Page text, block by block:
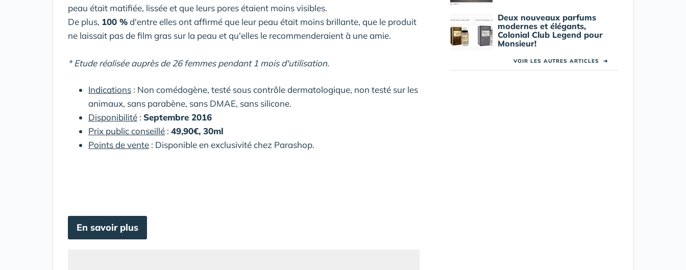
peau était matifiée, lissée et que leurs pores étaient moins visibles.
De plus, 100 %d'entre elles ont affirmé que leur peau était moins brillante, que le produit
ne laissait pas de film gras sur la peau et qu'elles le recommenderaient à une amie.
* Etude réalisée auprès de 26 femmes pendant 1 mois d'utilisation.
Indications : Non comédogène, testé sous contrôle dermatologique, non testé sur les
animaux, sans parabène, sans DMAE, sans silicone.
Disponibilité : Septembre 2016
Prix public conseillé : 49,90€, 30ml
Points de vente : Disponible en exclusivité chez Parashop.
En savoir plus
Deux nouveaux parfums
modernes et élégants,
Colonial Club Legend pour
Monsieur!
VOIR LES AUTRES ARTICLES ➜